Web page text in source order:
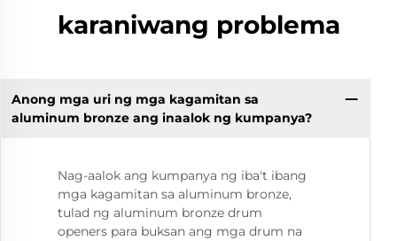
karaniwang problema
Anong mga uri ng mga kagamitan sa
aluminum bronze ang inaalok ng kumpanya?
Nag-aalok ang kumpanya ng iba't ibang
mga kagamitan sa aluminum bronze,
tulad ng aluminum bronze drum
openers para buksan ang mga drum na